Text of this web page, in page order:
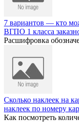
7 вариантов — кто
ВГПО 1 класса
Расшифровка
Сколько наклеек на
наклеек по номеру
Как посмотреть